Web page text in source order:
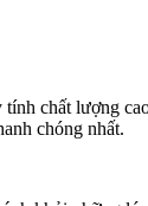
chất lượng
chóng nhất.